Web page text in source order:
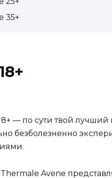
35+
18+ — по сути твой
безболезненно